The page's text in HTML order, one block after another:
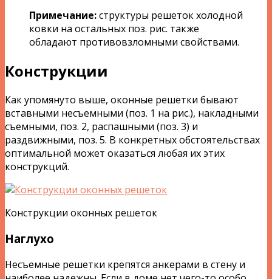
Примечание:структуры решеток холодной
ковки на остальных поз. рис. также
обладают противовзломными свойствами.
Конструкции
Как упомянуто выше, оконные решетки бывают
вставными несъемными (поз. 1 на рис.), накладными
съемными, поз. 2, распашными (поз. 3) и
раздвижными, поз. 5. В конкретных обстоятельствах
оптимальной может оказаться любая их этих
конструкций.
Конструкции оконных решеток
Наглухо
Несъемные решетки крепятся анкерами в стену и